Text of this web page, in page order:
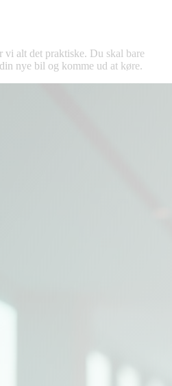
vi alt det praktiske. Du skal bare
nye bil og komme ud at køre.